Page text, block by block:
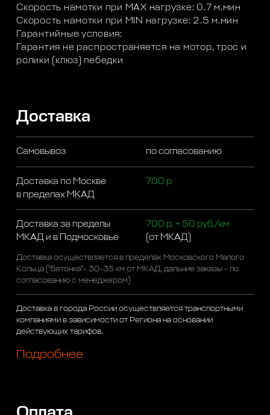
Скорость намотки при MAX нагрузке: 0.7 м.мин
Скорость намотки при MIN нагрузке: 2.5 м.мин
Гарантийные условия:
Гарантия не распространяется на мотор, трос и
ролики (клюз) лебедки
Доставка
Самовывоз по согласованию
Доставка по Москве
в пределах МКАД
700 р
Доставка за пределы
МКАД и в Подмосковье
700 р. + 50 руб./км
(от МКАД)
Доставка осуществляется в пределах Московского Малого
Кольца ("бетонка"- 30-35 км от МКАД, дальние заказы - по
согласованию с менеджером)
Доставка в города России осуществляется транспортными
компаниями в зависимости от Региона на основании
действующих тарифов.
Подробнее